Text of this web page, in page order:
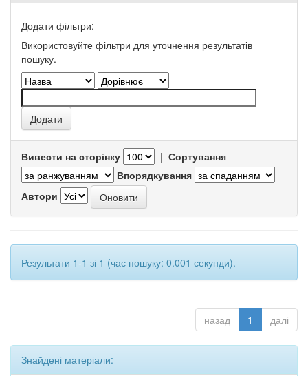
Додати фільтри:
Використовуйте фільтри для уточнення результатів
пошуку.
Вивести на сторінку | Сортування
Впорядкування
Автори
Результати 1-1 зі 1 (час пошуку: 0.001 секунди).
назад 1 далі
Знайдені матеріали: